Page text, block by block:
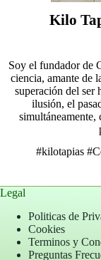
Kilo
Soy el fundador de
ciencia, amante de
superación del ser
ilusión, el
simultáneamente,
#kilotapias
Legal
Politicas de
Cookies
Terminos y
Preguntas